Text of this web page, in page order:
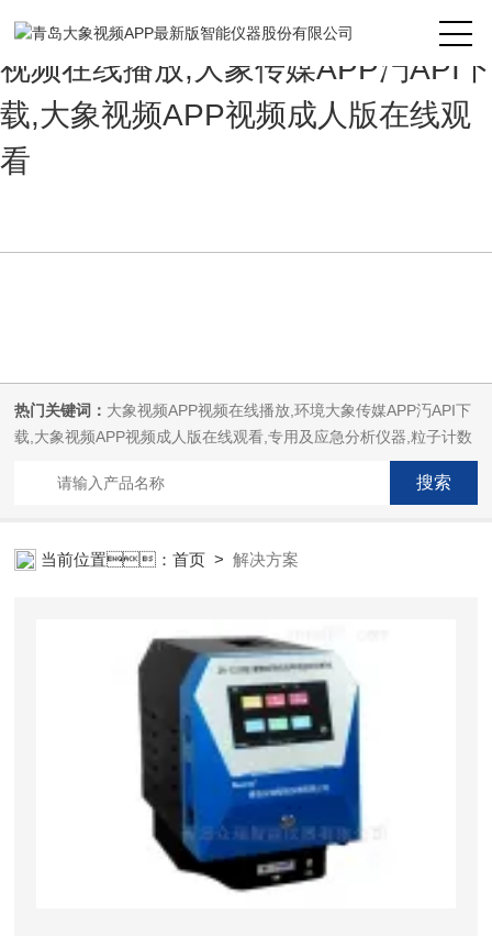
大象视频APP最新版,大象视频APP
视频在线播放,大象传媒APP汅API下
载,大象视频APP视频成人版在线观
看
热门关键词： 大象视频APP视频在线播放,环境大象传媒APP汅API下
载,大象视频APP视频成人版在线观看,专用及应急分析仪器,粒子计数
当前位置：首页 >解决方案